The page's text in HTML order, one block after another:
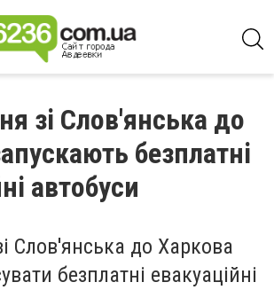
зі Слов'янська до
безплатні
автобуси
Слов'янська до Харкова
безплатні евакуаційні